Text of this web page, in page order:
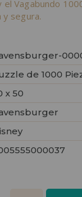
el Vagabundo
segura.
de 1000
x 50